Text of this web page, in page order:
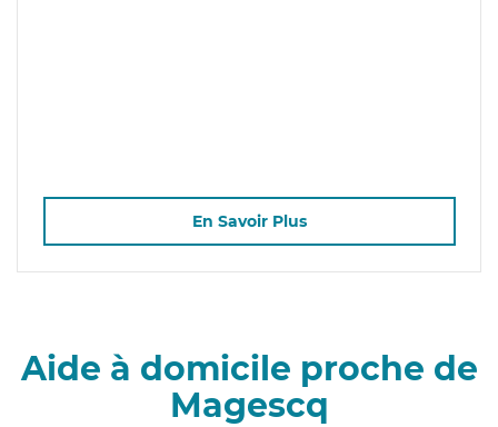
En Savoir Plus
Aide à domicile proche de
Magescq